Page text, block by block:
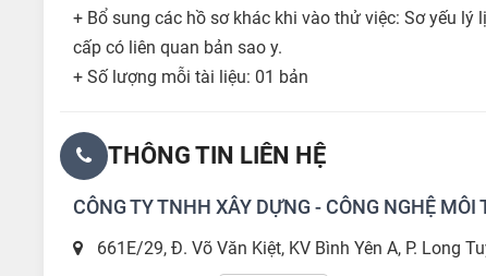
+ Bổ sung các hồ sơ khác khi vào thử việc: Sơ yếu lý
cấp có liên quan bản sao y.
+ Số lượng mỗi tài liệu: 01 bản
THÔNG TIN LIÊN HỆ
CÔNG TY TNHH XÂY DỰNG - CÔNG NGHỆ MÔI
661E/29, Đ. Võ Văn Kiệt, KV Bình Yên A, P. Long